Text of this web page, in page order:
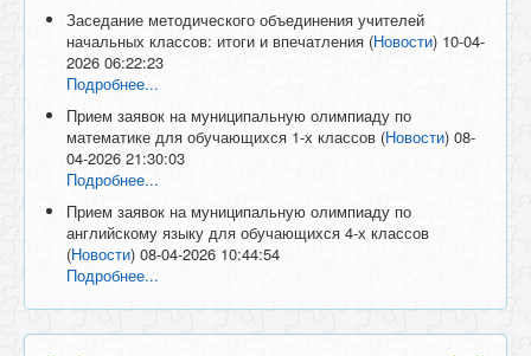
Заседание методического объединения учителей
начальных классов: итоги и впечатления (Новости) 10-04-
2026 06:22:23
Подробнее...
Прием заявок на муниципальную олимпиаду по
математике для обучающихся 1-х классов (Новости) 08-
04-2026 21:30:03
Подробнее...
Прием заявок на муниципальную олимпиаду по
английскому языку для обучающихся 4-х классов
(Новости) 08-04-2026 10:44:54
Подробнее...